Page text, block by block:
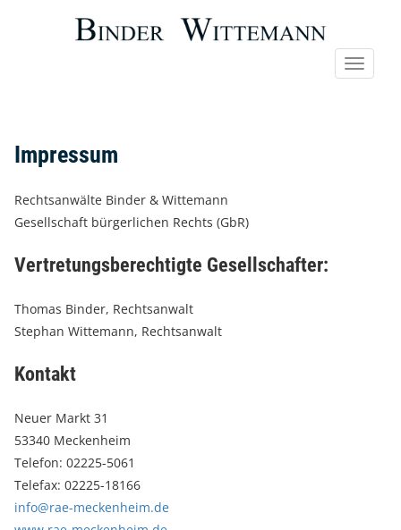
Impressum
Rechtsanwälte Binder & Wittemann
Gesellschaft bürgerlichen Rechts (GbR)
Vertretungsberechtigte Gesellschafter:
Thomas Binder, Rechtsanwalt
Stephan Wittemann, Rechtsanwalt
Kontakt
Neuer Markt 31
53340 Meckenheim
Telefon: 02225-5061
Telefax: 02225-18166
info@rae-meckenheim.de